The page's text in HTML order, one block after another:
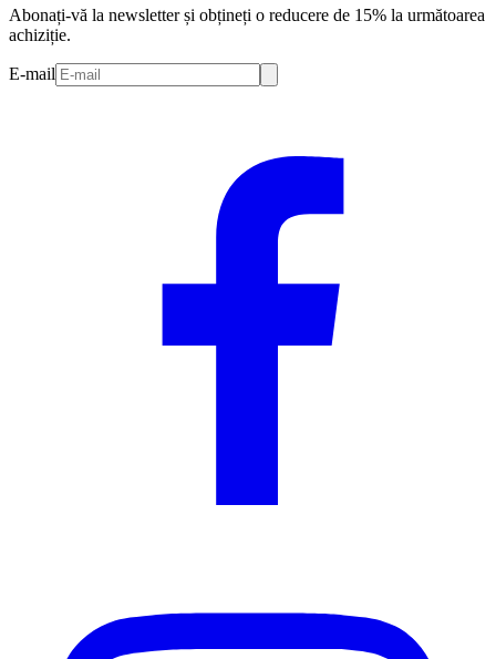
Abonați-vă la newsletter și obțineți o reducere de 15% la următoarea
achiziție.
E-mail